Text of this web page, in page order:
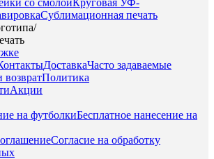
со смолойКруговая УФ-
Сублимационная печать
/
ДоставкаЧасто задаваемые
возвратПолитика
Акции
на футболкиБесплатное нанесение на
Согласие на обработку